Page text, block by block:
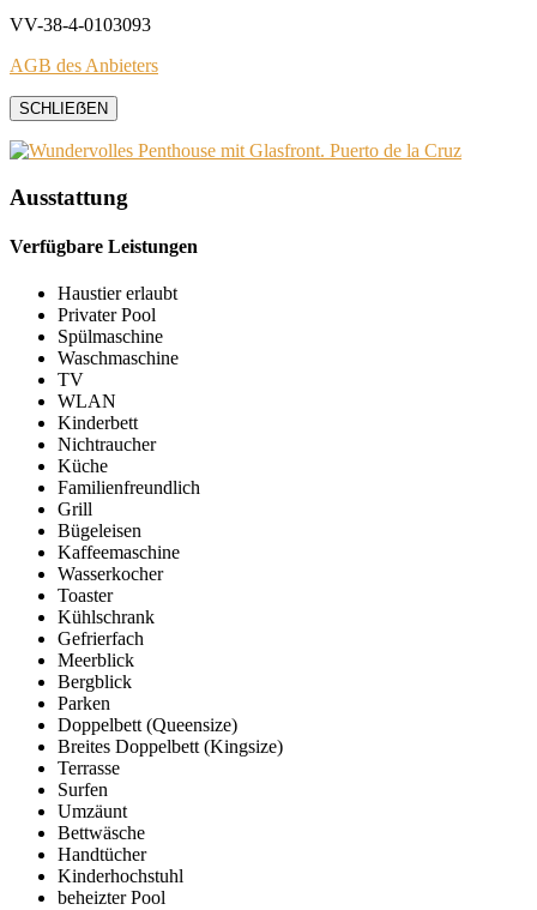
VV-38-4-0103093
AGB des Anbieters
SCHLIEẞEN
Ausstattung
Verfügbare Leistungen
Haustier erlaubt
Privater Pool
Spülmaschine
Waschmaschine
TV
WLAN
Kinderbett
Nichtraucher
Küche
Familienfreundlich
Grill
Bügeleisen
Kaffeemaschine
Wasserkocher
Toaster
Kühlschrank
Gefrierfach
Meerblick
Bergblick
Parken
Doppelbett (Queensize)
Breites Doppelbett (Kingsize)
Terrasse
Surfen
Umzäunt
Bettwäsche
Handtücher
Kinderhochstuhl
beheizter Pool